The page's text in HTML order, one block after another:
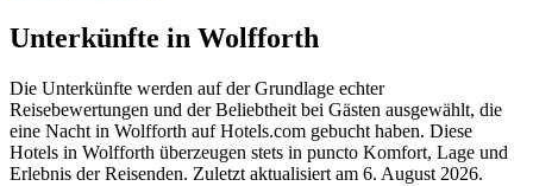
Unterkünfte in Wolfforth
Die Unterkünfte werden auf der Grundlage echter
Reisebewertungen und der Beliebtheit bei Gästen ausgewählt, die
eine Nacht in Wolfforth auf Hotels.com gebucht haben. Diese
Hotels in Wolfforth überzeugen stets in puncto Komfort, Lage und
Erlebnis der Reisenden. Zuletzt aktualisiert am 6. August 2026.